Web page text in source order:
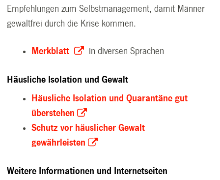
Empfehlungen zum Selbstmanagement, damit Männer
gewaltfrei durch die Krise kommen.
Merkblatt in diversen Sprachen
Häusliche Isolation und Gewalt
Häusliche Isolation und Quarantäne gut
überstehen
Schutz vor häuslicher Gewalt
gewährleisten
Weitere Informationen und Internetseiten